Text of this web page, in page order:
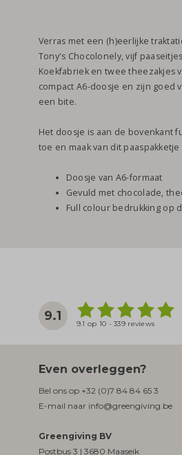
Verras met een (h)eerlijke
Tony's Chocolonely, vijf
Koekfabriek en twee theezakjes
compact A6-doosje en zijn
een bite.
Het doosje is aan de bovenkant
toe en maak van dit
Doosje van A6-formaat
Gevuld met chocolade,
Full colour bedrukking op
9.1
9.1 op 10 - 339 reviews
Even overleggen?
Bel ons op +32 (0)7 84 84 65 3
E-mail naar info@greengiving.be
Greengiving BV
Postbus 3 | 3680 Maaseik